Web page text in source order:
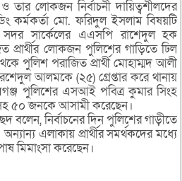
লোকজন নির্বাচনী দায়িত্বশীলদের
কর্মকর্তা মো. ফরিদুল ইসলাম বিষয়টি
সদর সার্কেলের এএসপি রাশেদুল হক
প্রার্থীর লোকজন পুলিশের গাড়িতে ঢিল
পুলিশ পরাজিত প্রার্থী মোহাম্মদ আলী
আলমকে (২৫) গ্রেপ্তার করে থানায়
পুলিশের এসআই পবিত্র কুমার সিংহ
৫০ জনকে আসামী করেছেন।
বলেন, নির্বাচনের দিন পুলিশের গাড়ীতে
এলাকায় প্রার্থীর সমর্থকদের মধ্যে
মিমাংসা করেছেন।